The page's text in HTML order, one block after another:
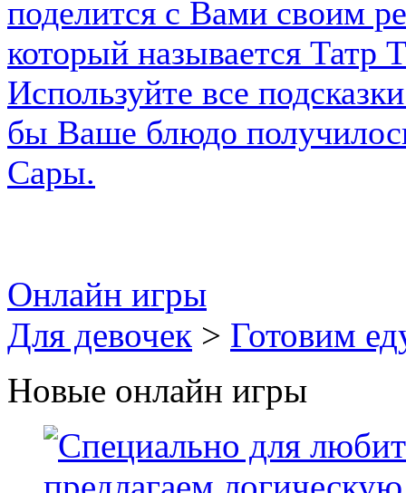
Онлайн игры
Для девочек > Готовим
Новые онлайн игры